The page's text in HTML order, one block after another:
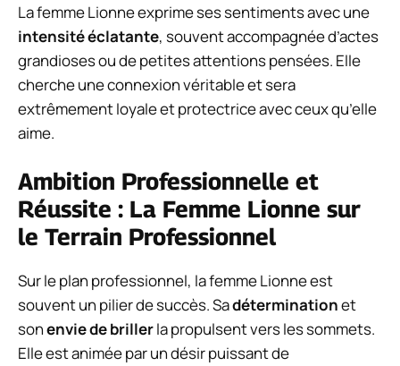
La femme Lionne exprime ses sentiments avec une
intensité éclatante, souvent accompagnée d’actes
grandioses ou de petites attentions pensées. Elle
cherche une connexion véritable et sera
extrêmement loyale et protectrice avec ceux qu’elle
aime.
Ambition Professionnelle et
Réussite : La Femme Lionne sur
le Terrain Professionnel
Sur le plan professionnel, la femme Lionne est
souvent un pilier de succès. Sadéterminationet
sonenvie de brillerla propulsent vers les sommets.
Elle est animée par un désir puissant de